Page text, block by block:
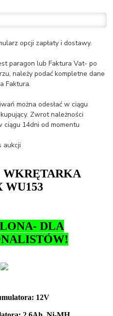
opcji zapłaty i dostawy.
paragon lub Faktura Vat- po
należy podać kompletne dane
Faktura.
można odesłać w ciągu
Zwrot należności
14dni od momentu
aukcji
WKRĘTARKA
WU153
DLA
12V